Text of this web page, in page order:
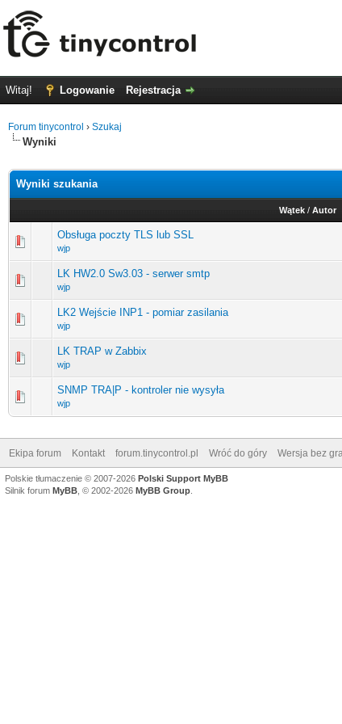
Witaj! Logowanie Rejestracja
Forum tinycontrol › Szukaj
Wyniki
Wyniki szukania
Wątek / Autor
Obsługa poczty TLS lub SSL
wjp
LK HW2.0 Sw3.03 - serwer smtp
wjp
LK2 Wejście INP1 - pomiar zasilania
wjp
LK TRAP w Zabbix
wjp
SNMP TRA|P - kontroler nie wysyła
wjp
Ekipa forum Kontakt forum.tinycontrol.pl Wróć do góry Wersja bez
Polskie tłumaczenie © 2007-2026 Polski Support MyBB
Silnik forum MyBB , © 2002-2026 MyBB Group